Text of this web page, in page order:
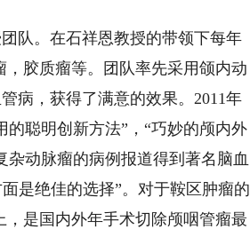
队。在石祥恩教授的带领下每年
胶质瘤等。团队率先采用颌内动
病，获得了满意的效果。2011年
的聪明创新方法”，“巧妙的颅内外
杂动脉瘤的病例报道得到著名脑血
是绝佳的选择”。对于鞍区肿瘤的
是国内外年手术切除颅咽管瘤最